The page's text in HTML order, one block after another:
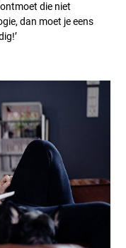
die niet
dan moet je eens